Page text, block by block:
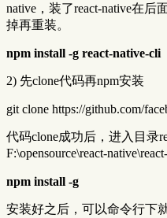
native，装了react-native在
掉再重装。
npm install -g react-native-cli
2) 先clone代码再npm安装
git clone https://github.com/
代码clone成功后，进入目录
F:\opensource\react-
npm install -g
安装好之后，可以命令行下